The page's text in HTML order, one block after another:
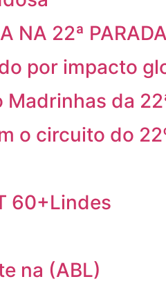
NA 22ª
por impacto
da
o circuito do
60+Lindes
na (ABL)